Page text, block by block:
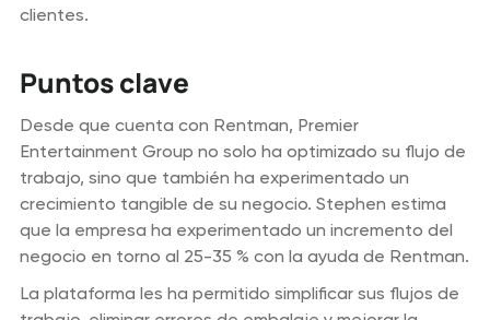
clientes.
Puntos clave
Desde que cuenta con Rentman, Premier
Entertainment Group no solo ha optimizado su flujo de
trabajo, sino que también ha experimentado un
crecimiento tangible de su negocio. Stephen estima
que la empresa ha experimentado un incremento del
negocio en torno al 25-35 % con la ayuda de Rentman.
La plataforma les ha permitido simplificar sus flujos de